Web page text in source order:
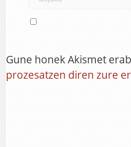
Gune honek Akismet
prozesatzen diren zure